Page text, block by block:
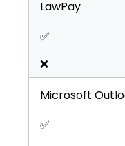
LawPay
✅
❌
Microsoft
✅